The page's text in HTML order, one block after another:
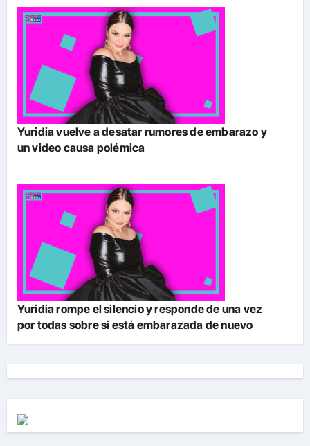
Yuridia vuelve a desatar rumores de embarazo y
un video causa polémica
Yuridia rompe el silencio y responde de una vez
por todas sobre si está embarazada de nuevo